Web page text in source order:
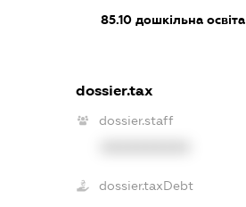
85.10 дошкільна освіта
dossier.tax
dossier.staff
dossier.taxDebt